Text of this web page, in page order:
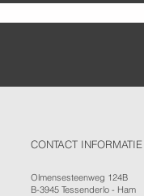
CONTACT INFORMATIE
Olmensesteenweg 124B
B-3945 Tessenderlo - Ham